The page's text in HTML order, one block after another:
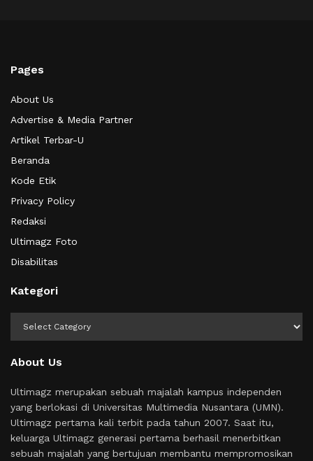
Pages
About Us
Advertise & Media Partner
Artikel Terbar-U
Beranda
Kode Etik
Privacy Policy
Redaksi
Ultimagz Foto
Disabilitas
Kategori
About Us
Ultimagz merupakan sebuah majalah kampus independen
yang berlokasi di Universitas Multimedia Nusantara (UMN).
Ultimagz pertama kali terbit pada tahun 2007. Saat itu,
keluarga Ultimagz generasi pertama berhasil menerbitkan
sebuah majalah yang bertujuan membantu mempromosikan